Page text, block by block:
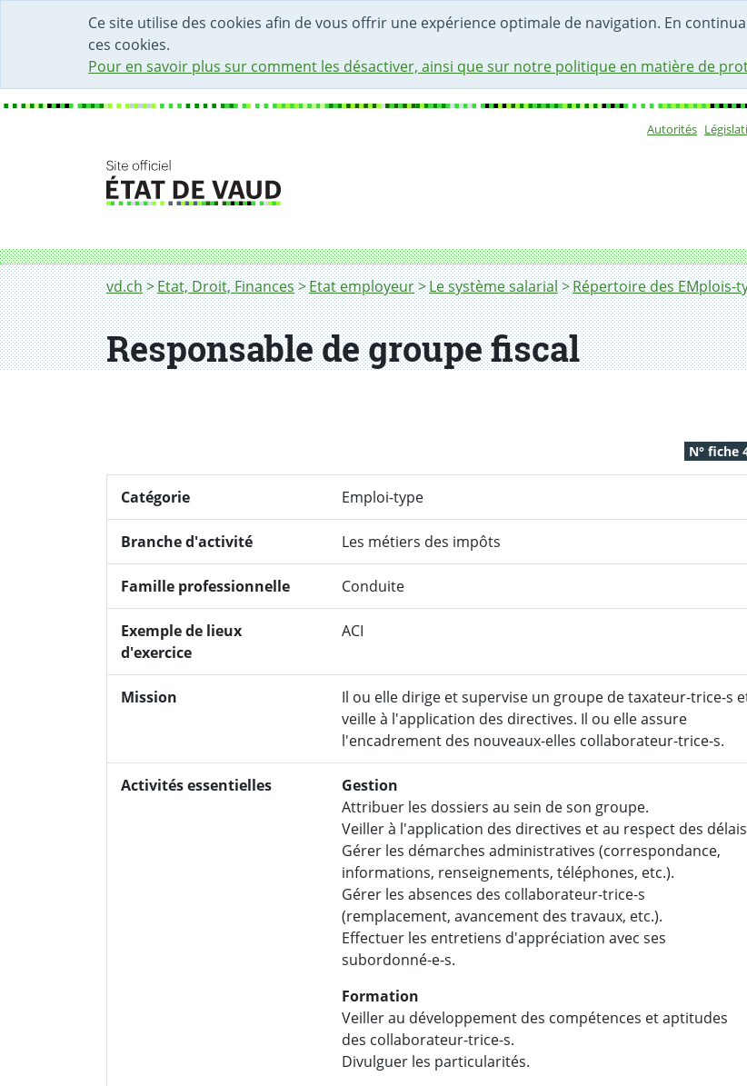
Ce site utilise des cookies afin de vous offrir une expérience optimale de navigation. En
ces cookies.
Pour en savoir plus sur comment les désactiver, ainsi que sur notre politique en matière de
DÉBUT DU CONTENU DE LA PAGE
ACCÈS AU CHAMP DE RECHERCHE
PAGE D'ACCUEIL
FORMULAIRE DE CONTACT
Autorités
Fil d'Ariane
vd.ch Etat, Droit, Finances Etat employeur Le système salarial Répertoire des EMplois-
Responsable de groupe fiscal
Responsable de groupe fiscal
N° fiche
Catégorie Emploi-type
Branche d'activité Les métiers des impôts
Famille professionnelle Conduite
Exemple de lieux
d'exercice
ACI
Mission
Il ou elle dirige et supervise un groupe de taxateur-trice-s
veille à l'application des directives. Il ou elle assure
l'encadrement des nouveaux-elles collaborateur-trice-s.
Activités essentielles
Gestion
Attribuer les dossiers au sein de son groupe.
Veiller à l'application des directives et au respect des
Gérer les démarches administratives (correspondance,
informations, renseignements, téléphones, etc.).
Gérer les absences des collaborateur-trice-s
(remplacement, avancement des travaux, etc.).
Effectuer les entretiens d'appréciation avec ses
subordonné-e-s.
Formation
Veiller au développement des compétences et aptitudes
des collaborateur-trice-s.
Divulguer les particularités.